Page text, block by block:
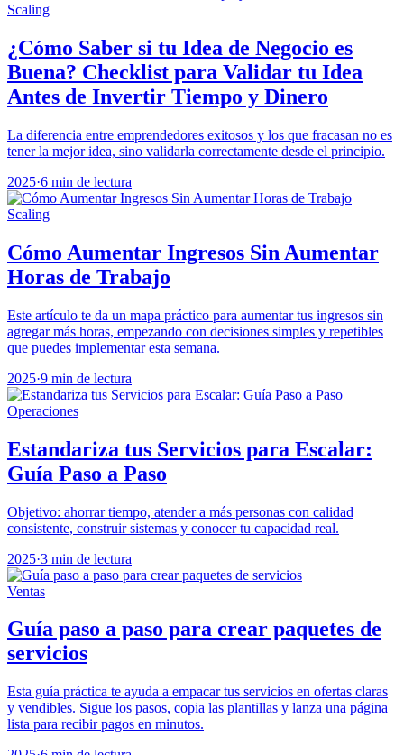
Scaling
¿Cómo Saber si tu Idea de Negocio es
Buena? Checklist para Validar tu Idea
Antes de Invertir Tiempo y Dinero
La diferencia entre emprendedores exitosos y los que fracasan no es
tener la mejor idea, sino validarla correctamente desde el principio.
2025·6 min de lectura
Scaling
Cómo Aumentar Ingresos Sin Aumentar
Horas de Trabajo
Este artículo te da un mapa práctico para aumentar tus ingresos sin
agregar más horas, empezando con decisiones simples y repetibles
que puedes implementar esta semana.
2025·9 min de lectura
Operaciones
Estandariza tus Servicios para Escalar:
Guía Paso a Paso
Objetivo: ahorrar tiempo, atender a más personas con calidad
consistente, construir sistemas y conocer tu capacidad real.
2025·3 min de lectura
Ventas
Guía paso a paso para crear paquetes de
servicios
Esta guía práctica te ayuda a empacar tus servicios en ofertas claras
y vendibles. Sigue los pasos, copia las plantillas y lanza una página
lista para recibir pagos en minutos.